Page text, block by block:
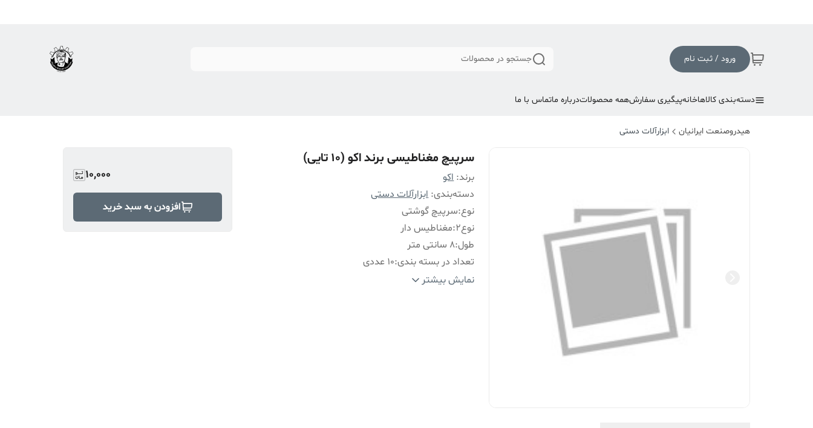
ورود / ثبت نام جستجو در محصولات
دسته‌بندی کالاهاخانهپیگیری سفارشهمه محصولاتدرباره ماتماس با ما
هیدروصنعت ایرانیان ابزارآلات دستی
سرپیچ مغناطیسی برند اکو (10 تایی)
برند: اکو
دسته‌بندی:ابزارآلات دستی
نوع:سرپیچ گوشتی
نوع2 :مغناطیس دار
طول:8 سانتی متر
تعداد در بسته بندی:10 عددی
استاندارد:
DIN3126نمایش بیشتر
10,000
افزودن به سبد خرید